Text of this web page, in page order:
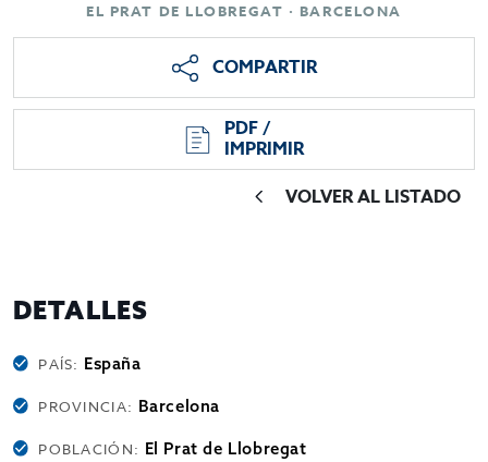
EL PRAT DE LLOBREGAT · BARCELONA
COMPARTIR
PDF /
IMPRIMIR
VOLVER AL LISTADO
DETALLES
PAÍS: España
PROVINCIA: Barcelona
POBLACIÓN: El Prat de Llobregat